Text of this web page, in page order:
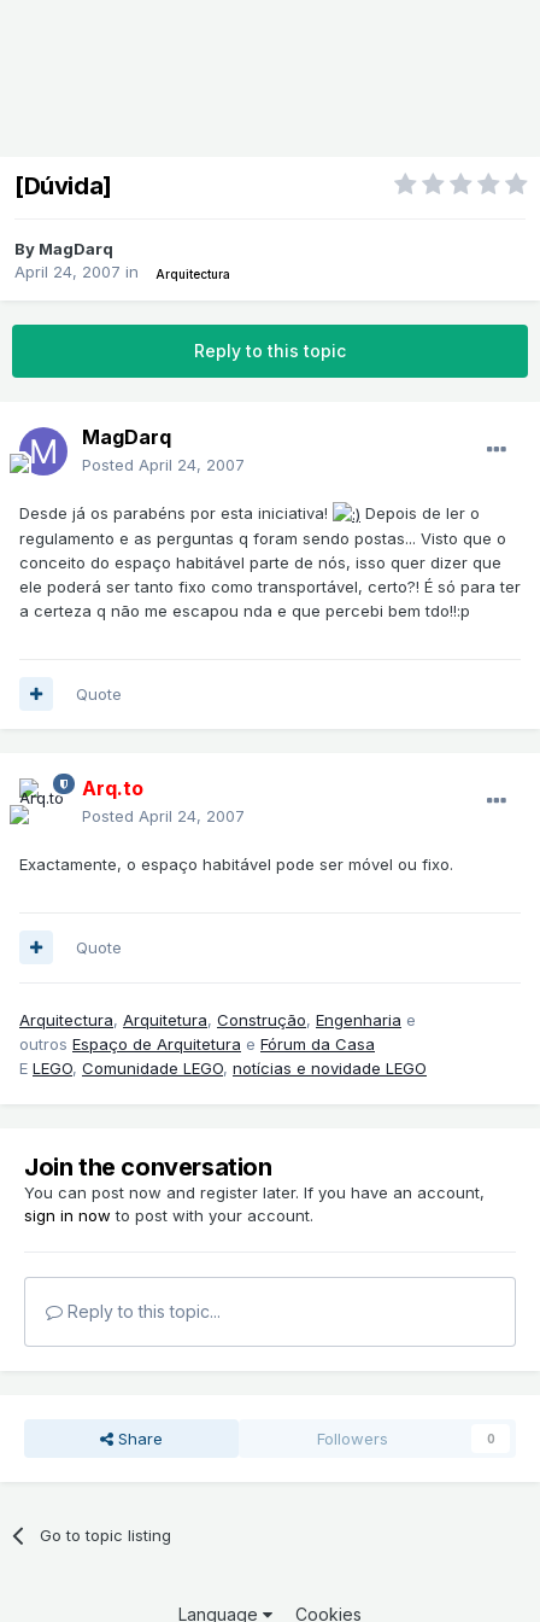
[Dúvida]
By MagDarq
April 24, 2007 in Arquitectura
Reply to this topic
MagDarq
Posted April 24, 2007
Desde já os parabéns por esta iniciativa!
Depois de ler o
regulamento e as perguntas q foram sendo postas... Visto que o
conceito do espaço habitável parte de nós, isso quer dizer que
ele poderá ser tanto fixo como transportável, certo?! É só para ter
a certeza q não me escapou nda e que percebi bem tdo!!:p
Quote
Arq.to
Posted April 24, 2007
Exactamente, o espaço habitável pode ser móvel ou fixo.
Quote
Arquitectura, Arquitetura, Construção, Engenharia e
outros Espaço de Arquitetura e Fórum da Casa
E LEGO, Comunidade LEGO, notícias e novidade LEGO
Join the conversation
You can post now and register later. If you have an account,
sign in now to post with your account.
Reply to this topic...
Share Followers 0
Go to topic listing
Language Cookies